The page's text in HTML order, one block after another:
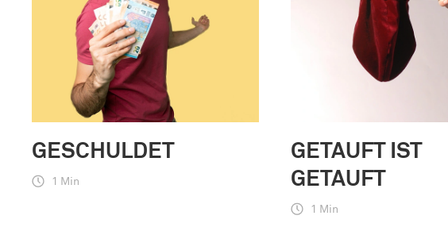
GESCHULDET
1 Min
GETAUFT IST
GETAUFT
1 Min